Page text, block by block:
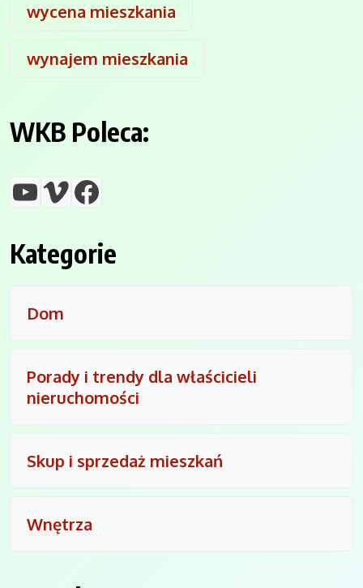
wycena mieszkania
wynajem mieszkania
WKB Poleca:
YouTube
VimeoFacebook
Kategorie
Dom
Porady i trendy dla właścicieli
nieruchomości
Skup i sprzedaż mieszkań
Wnętrza